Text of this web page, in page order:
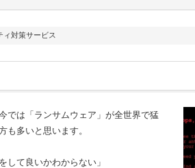
ィ対策サービス
では「ランサムウェア」が全世界で猛
も多いと思います。
して良いかわからない」